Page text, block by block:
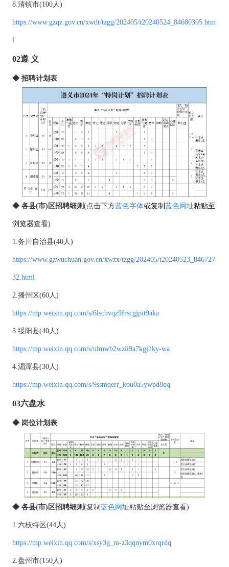
8.清镇市(100人)
https://www.gzqz.gov.cn/xwdt/tzgg/202405/t20240524_84680395.htm
l
02遵 义
◆ 招聘计划表
◆ 各县(市)区招聘细则 (点击下方蓝色字体或复制 蓝色网址粘贴至
浏览器查看)
1.务川自治县(40人)
https://www.gzwuchuan.gov.cn/xwzx/tzgg/202405/t20240523_846727
32.html
2.播州区(60人)
https://mp.weixin.qq.com/s/6lscbvqz9frscgjpit9aka
3.绥阳县(40人)
https://mp.weixin.qq.com/s/ulmwb2wzii9a7kgj1ky-wa
4.湄潭县(30人)
https://mp.weixin.qq.com/s/9ssmqerr_kou0a5ywpd8qq
03六盘水
◆ 岗位计划表
◆ 各县(市)区招聘细则 (复制 蓝色网址粘贴至浏览器查看)
1.六枝特区(44人)
https://mp.weixin.qq.com/s/xsy3g_m-z3qqnym0xrqrdq
2.盘州市(150人)